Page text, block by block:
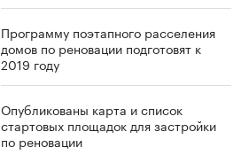
Программу поэтапного расселения
домов по реновации подготовят к
2019 году
Опубликованы карта и список
стартовых площадок для застройки
по реновации